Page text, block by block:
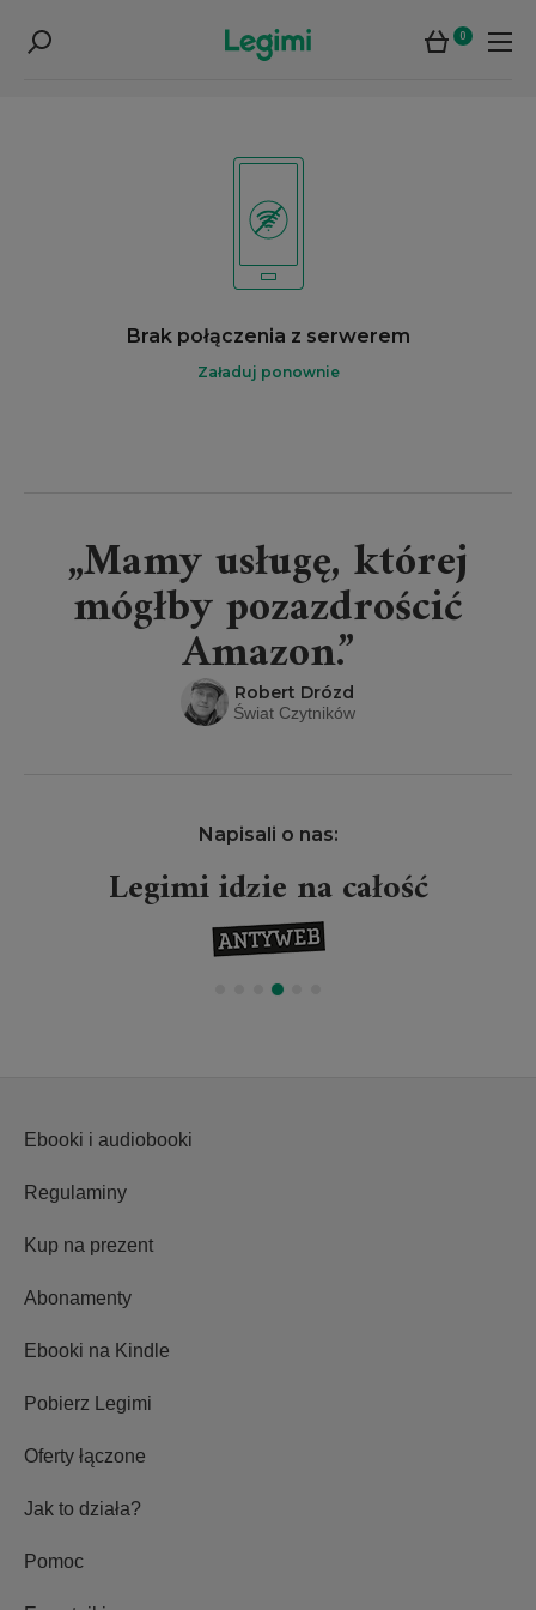
0
Brak połączenia z serwerem
Załaduj ponownie
„Mamy usługę, której
mógłby pozazdrościć
Amazon.”
Robert Drózd
Świat Czytników
Napisali o nas:
Legimi idzie na całość
Ebooki i audiobooki
Regulaminy
Kup na prezent
Abonamenty
Ebooki na Kindle
Pobierz Legimi
Oferty łączone
Jak to działa?
Pomoc